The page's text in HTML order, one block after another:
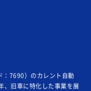
：7690）のカレント自動
、旧車に特化した事業を展